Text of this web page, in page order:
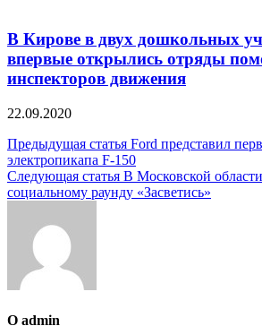
В Кирове в двух дошкольных
впервые открылись отряды
инспекторов движения
22.09.2020
Навигация
по
записям
Предыдущая статья Ford представил
электропикапа F-150
Следующая статья В Московской
социальному раунду «Засветись»
О admin